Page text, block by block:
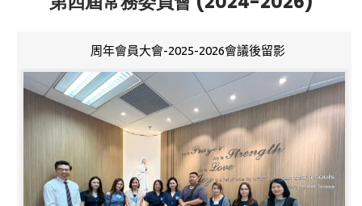
周年會員大會-2025-2026會議後留影